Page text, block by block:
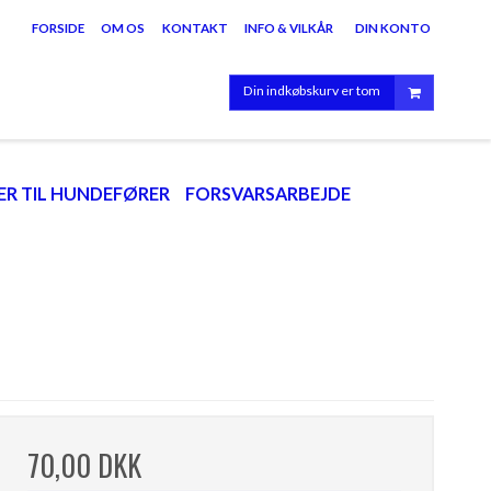
FORSIDE OM OS KONTAKT INFO & VILKÅR DIN KONTO
Din indkøbskurv er tom
TIL HUNDEFØRER FORSVARSARBEJDE
70,00 DKK